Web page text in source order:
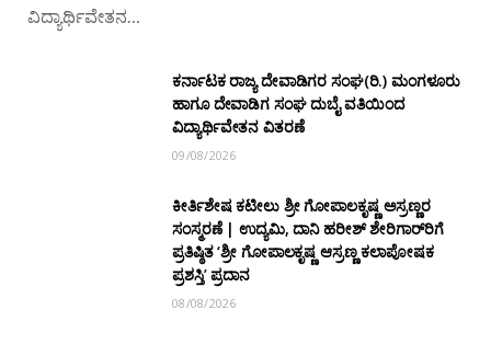
ವಿದ್ಯಾರ್ಥಿವೇತನ…
ಕರ್ನಾಟಕ ರಾಜ್ಯ ದೇವಾಡಿಗರ ಸಂಘ(ರಿ.) ಮಂಗಳೂರು
ಹಾಗೂ ದೇವಾಡಿಗ ಸಂಘ ದುಬೈ ವತಿಯಿಂದ
ವಿದ್ಯಾರ್ಥಿವೇತನ ವಿತರಣೆ
09/08/2026
ಕೀರ್ತಿಶೇಷ ಕಟೀಲು ಶ್ರೀ ಗೋಪಾಲಕೃಷ್ಣ ಅಸ್ರಣ್ಣರ
ಸಂಸ್ಮರಣೆ | ಉದ್ಯಮಿ, ದಾನಿ ಹರೀಶ್ ಶೇರಿಗಾರ್‌ರಿಗೆ
ಪ್ರತಿಷ್ಠಿತ ‘ಶ್ರೀ ಗೋಪಾಲಕೃಷ್ಣ ಆಸ್ರಣ್ಣ ಕಲಾಪೋಷಕ
ಪ್ರಶಸ್ತಿ’ ಪ್ರದಾನ
08/08/2026